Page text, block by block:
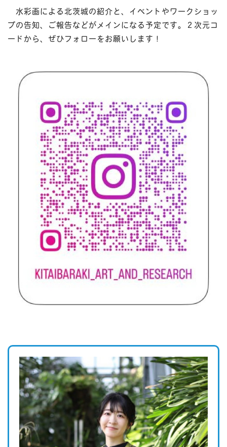
水彩画による北茨城の紹介と、イベントやワークショッ
プの告知、ご報告などがメインになる予定です。２次元コ
ードから、ぜひフォローをお願いします！